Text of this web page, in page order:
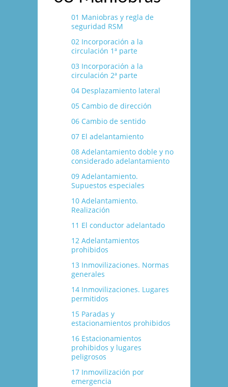
01 Maniobras y regla de
seguridad RSM
02 Incorporación a la
circulación 1ª parte
03 Incorporación a la
circulación 2ª parte
04 Desplazamiento lateral
05 Cambio de dirección
06 Cambio de sentido
07 El adelantamiento
08 Adelantamiento doble y no
considerado adelantamiento
09 Adelantamiento.
Supuestos especiales
10 Adelantamiento.
Realización
11 El conductor adelantado
12 Adelantamientos
prohibidos
13 Inmovilizaciones. Normas
generales
14 Inmovilizaciones. Lugares
permitidos
15 Paradas y
estacionamientos prohibidos
16 Estacionamientos
prohibidos y lugares
peligrosos
17 Inmovilización por
emergencia